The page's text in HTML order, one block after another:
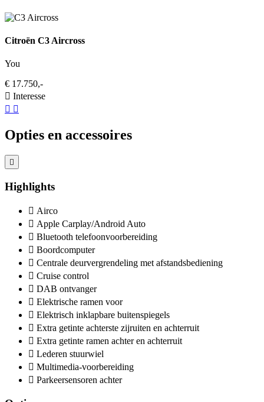
Citroën C3 Aircross
You
€ 17.750,-
Interesse
Opties en accessoires
Highlights
Airco
Apple Carplay/Android Auto
Bluetooth telefoonvoorbereiding
Boordcomputer
Centrale deurvergrendeling met afstandsbediening
Cruise control
DAB ontvanger
Elektrische ramen voor
Elektrisch inklapbare buitenspiegels
Extra getinte achterste zijruiten en achterruit
Extra getinte ramen achter en achterruit
Lederen stuurwiel
Multimedia-voorbereiding
Parkeersensoren achter